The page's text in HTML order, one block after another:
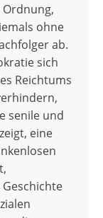
Ordnung,
ohne
ab.
sich
Reichtums
senile und
eine